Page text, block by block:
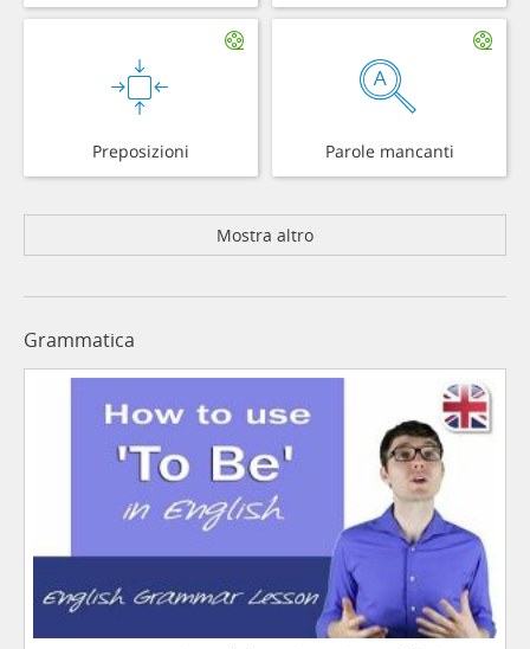
Preposizioni Parole mancanti
Mostra altro
Grammatica